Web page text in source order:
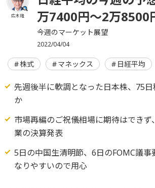
広木 隆
万7400円～2万8500
今週のマーケット展望
2022/04/04
株式 マネックス 日経平均
先週後半に軟調となった日本株、75
か
市場再編のご祝儀相場に期待はでき
業の決算発表
5日の中国生清明節、6日のFOMC議事
なりやすいので用心